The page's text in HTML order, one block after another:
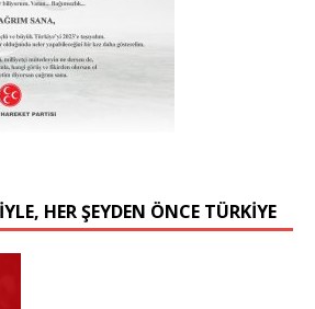
HER ŞEYDEN ÖNCE TÜRKİYE